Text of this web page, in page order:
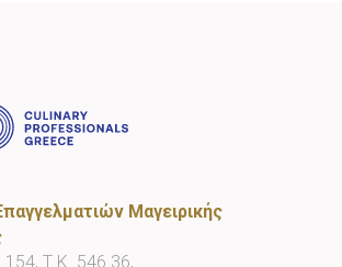
Μαγειρικής
154, Τ.Κ. 546 36,